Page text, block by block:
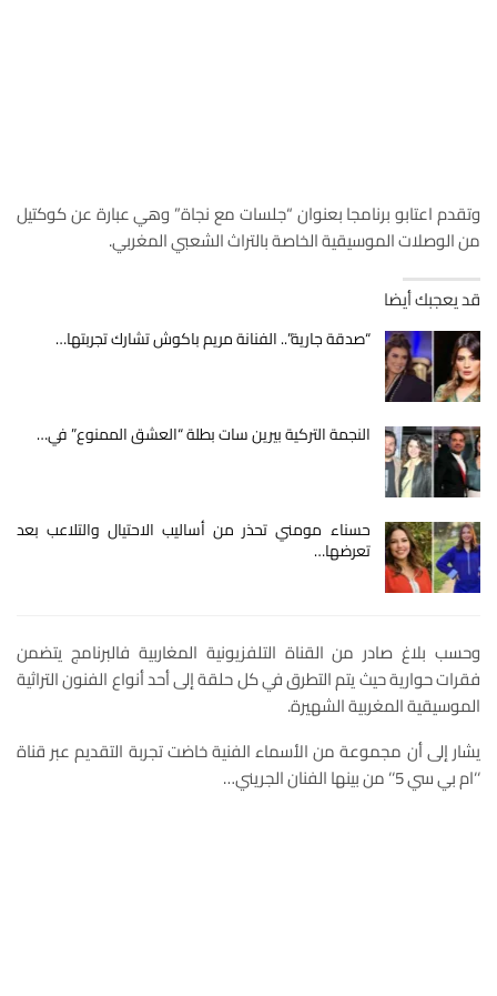
وتقدم اعتابو برنامجا بعنوان “جلسات مع نجاة” وهي عبارة عن كوكتيل
من الوصلات الموسيقية الخاصة بالتراث الشعبي المغربي.
قد يعجبك أيضا
“صدقة جارية”.. الفنانة مريم باكوش تشارك تجربتها…
النجمة التركية بيرين سات بطلة “العشق الممنوع” في…
حسناء مومني تحذر من أساليب الاحتيال والتلاعب بعد
تعرضها…
وحسب بلاغ صادر من القناة التلفزيونية المغاربية فالبرنامج يتضمن
فقرات حوارية حيث يتم التطرق في كل حلقة إلى أحد أنواع الفنون التراثية
الموسيقية المغربية الشهيرة.
يشار إلى أن مجموعة من الأسماء الفنية خاضت تجربة التقديم عبر قناة
‘‘ام بي سي 5‘‘ من بينها الفنان الجريني…